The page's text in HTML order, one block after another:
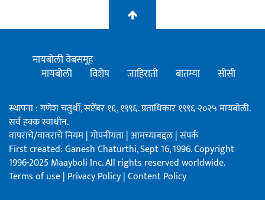
मायबोली वेबसमूह
मायबोली
विशेष जाहिराती बातम्या सीसी
स्थापना : गणेश चतुर्थी, सप्टेंबर १६, १९९६. प्रताधिकार १९९६-२०२५ मायबोली.
सर्व हक्क स्वाधीन.
वापराचे/वावराचे नियम|गोपनीयता|आमच्याबद्दल|संपर्क
First created: Ganesh Chaturthi, Sept 16, 1996. Copyright
1996-2025 Maayboli Inc. All rights reserved worldwide.
Terms of use| Privacy Policy|Content Policy